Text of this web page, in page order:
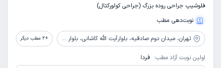
فلوشیپ جراحی روده بزرگ (جراحی کولورکتال)
نوبت‌دهی مطب
تهران، میدان دوم صادقیه، بلوارآیت الله کاشانی، بلوار اباذر، بیمارستان تخصصی و فوق تخصصی پیامبران +
2 مطب دیگر
اولین نوبت آزاد مطب: فردا